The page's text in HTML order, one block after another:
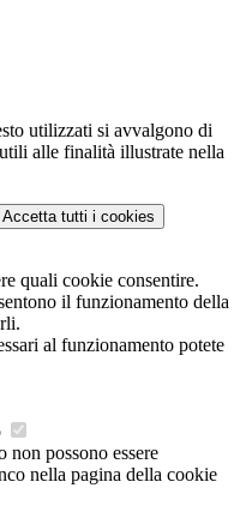
utilizzati si avvalgono di
alle finalità illustrate nella
Accetta tutti i cookies
quali cookie consentire.
il funzionamento della
al funzionamento potete
non possono essere
nella pagina della cookie